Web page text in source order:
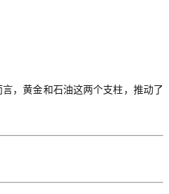
，黄金和石油这两个支柱，推动了